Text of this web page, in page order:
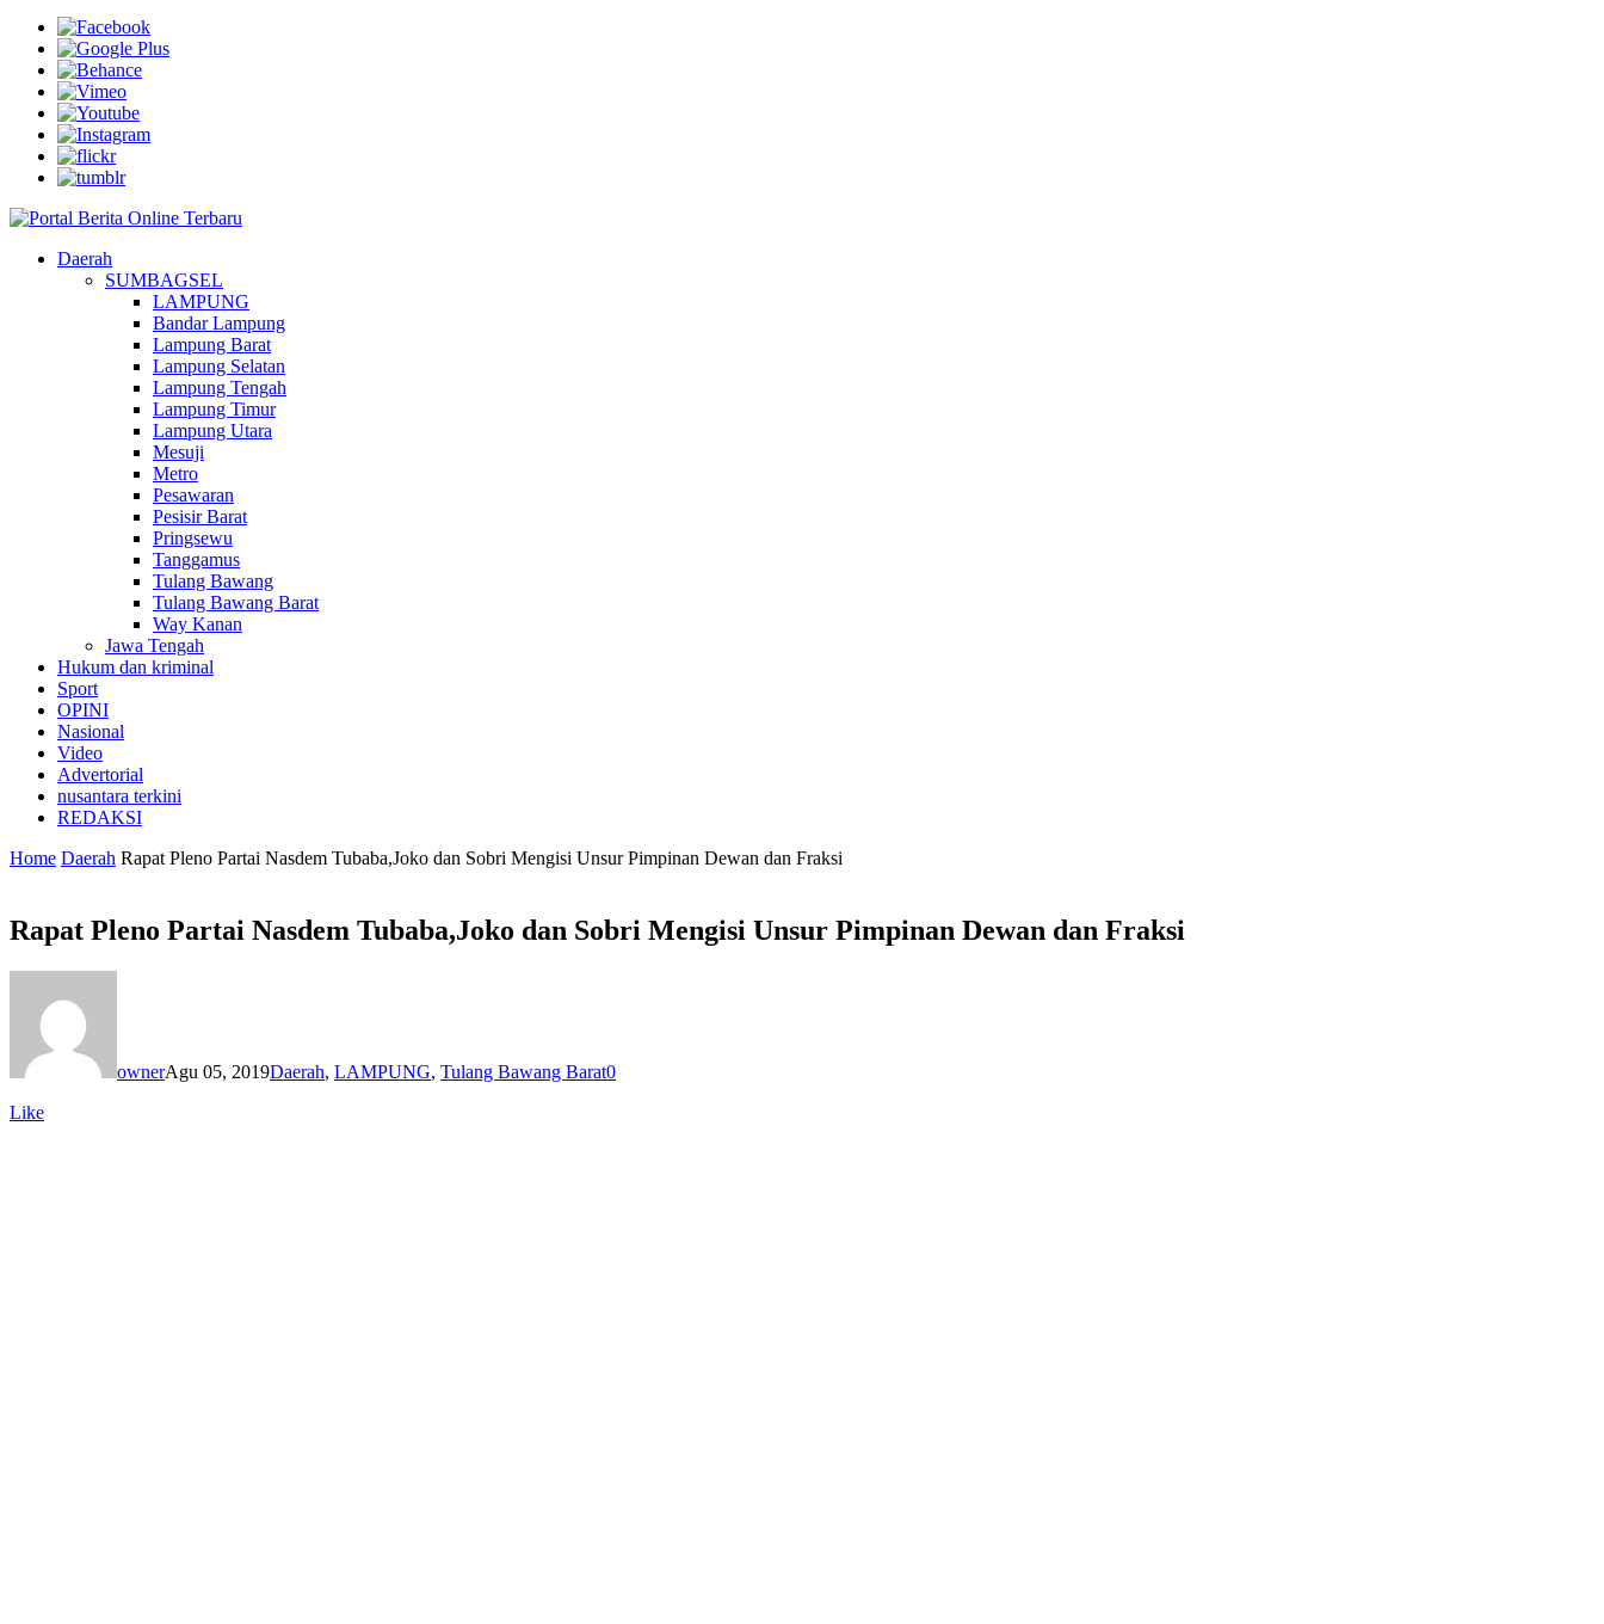
Daerah
SUMBAGSEL
LAMPUNG
Bandar Lampung
Lampung Barat
Lampung Selatan
Lampung Tengah
Lampung Timur
Lampung Utara
Mesuji
Metro
Pesawaran
Pesisir Barat
Pringsewu
Tanggamus
Tulang Bawang
Tulang Bawang Barat
Way Kanan
Jawa Tengah
Hukum dan kriminal
Sport
OPINI
Nasional
Video
Advertorial
nusantara terkini
REDAKSI
Home Daerah Rapat Pleno Partai Nasdem Tubaba,Joko dan Sobri Mengisi Unsur Pimpinan Dewan dan Fraksi
Rapat Pleno Partai Nasdem Tubaba,Joko dan Sobri Mengisi Unsur Pimpinan Dewan dan Fraksi
ownerAgu 05, 2019Daerah, LAMPUNG, Tulang Bawang Barat0
Like